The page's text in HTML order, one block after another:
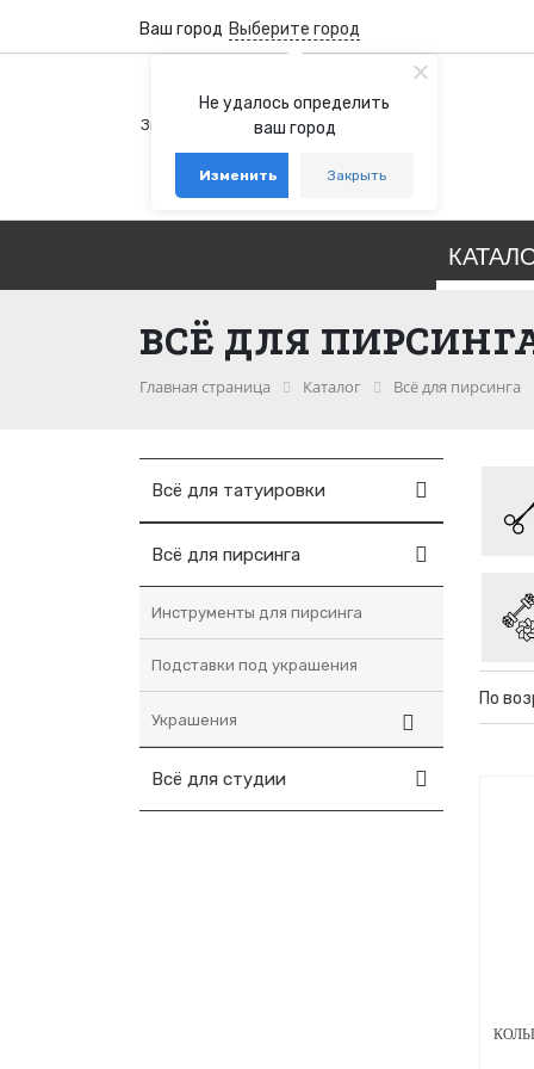
Не удалось определить
ваш город
Изменить Закрыть
Ваш город Выберите город
+7 (800) 100-76-77
Звонок бесплатный по России
+7 (931) 978-88-88
telegram whatsapp
ВСЁ ДЛЯ
Главная страница Каталог Всё для пирсинга
Всё для татуировки
Всё для пирсинга
Инструменты для пирсинга
Подставки под украшения
Украшения
Всё для студии
По